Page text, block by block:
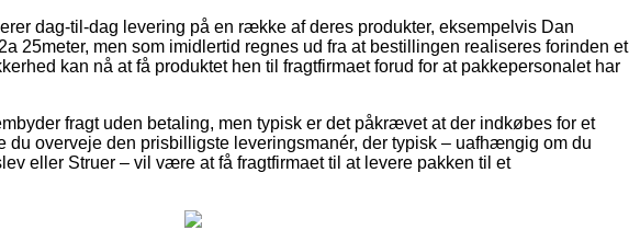
dag-til-dag levering på en række af deres produkter, eksempelvis Dan
25meter, men som imidlertid regnes ud fra at bestillingen realiseres forinden et
kan nå at få produktet hen til fragtfirmaet forud for at pakkepersonalet har
fragt uden betaling, men typisk er det påkrævet at der indkøbes for et
du overveje den prisbilligste leveringsmanér, der typisk – uafhængig om du
eller Struer – vil være at få fragtfirmaet til at levere pakken til et